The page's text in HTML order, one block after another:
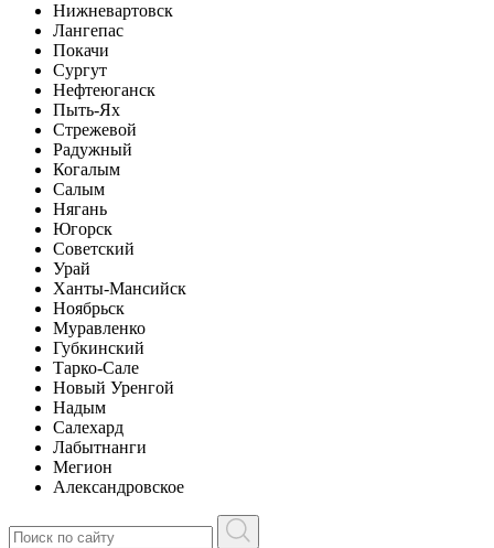
Нижневартовск
Лангепас
Покачи
Сургут
Нефтеюганск
Пыть-Ях
Стрежевой
Радужный
Когалым
Салым
Нягань
Югорск
Советский
Урай
Ханты-Мансийск
Ноябрьск
Муравленко
Губкинский
Тарко-Сале
Новый Уренгой
Надым
Салехард
Лабытнанги
Мегион
Александровское